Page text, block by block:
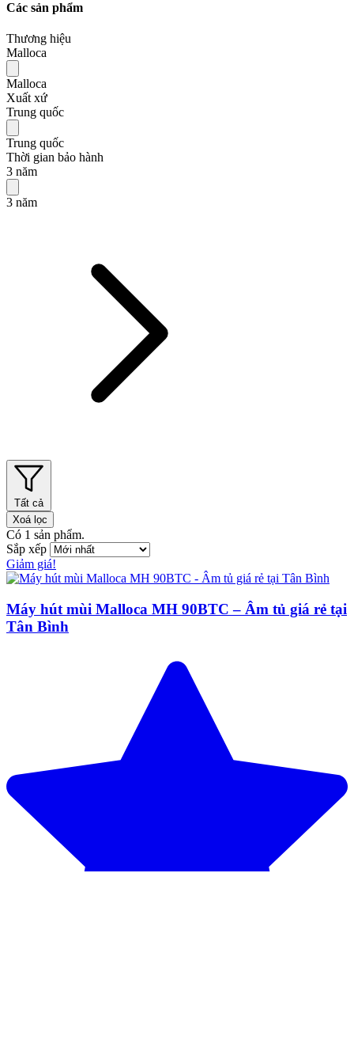
Các sản phẩm
Thương hiệu
Malloca
Malloca
Xuất xứ
Trung quốc
Trung quốc
Thời gian bảo hành
3 năm
3 năm
Tất cả
Xoá lọc
Có 1 sản phẩm.
Sắp xếp
Giảm giá!
Máy hút mùi Malloca MH 90BTC – Âm tủ giá rẻ tại
Tân Bình